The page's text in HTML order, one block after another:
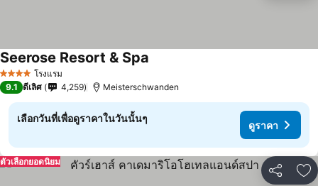
4 ดาว โรงแรม
Seerose Resort & Spa
9.1 ดีเลิศ 4,259 Meisterschwanden
เลือกวันที่เพื่อดูราคาในวันนั้นๆ
ดูราคา
แชร์ เ
ตัวเลือกยอดนิยม